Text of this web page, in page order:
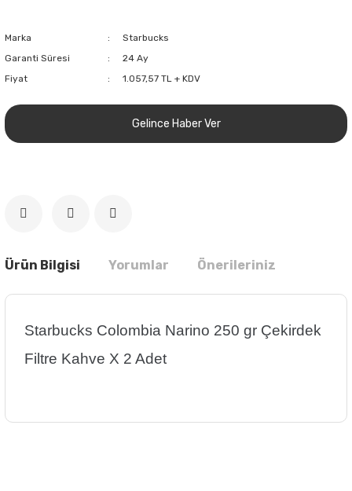
Marka
Starbucks
Garanti Süresi
24 Ay
Fiyat
1.057,57 TL + KDV
Gelince Haber Ver
Ürün Bilgisi Yorumlar Önerileriniz
Starbucks Colombia Narino 250 gr Çekirdek
Filtre Kahve X 2 Adet